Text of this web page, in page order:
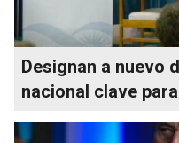
Designan a nuevo
nacional clave